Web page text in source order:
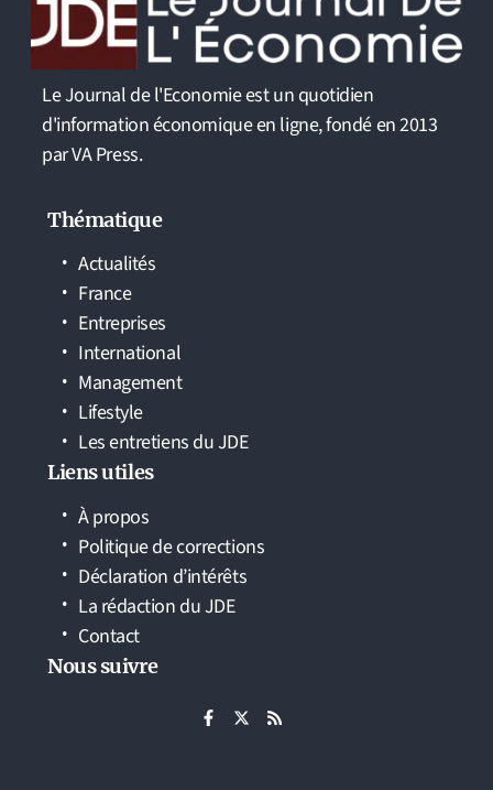
Le Journal de l'Economie est un quotidien
d'information économique en ligne, fondé en 2013
par VA Press.
Thématique
Actualités
France
Entreprises
International
Management
Lifestyle
Les entretiens du JDE
Liens utiles
À propos
Politique de corrections
Déclaration d’intérêts
La rédaction du JDE
Contact
Nous suivre